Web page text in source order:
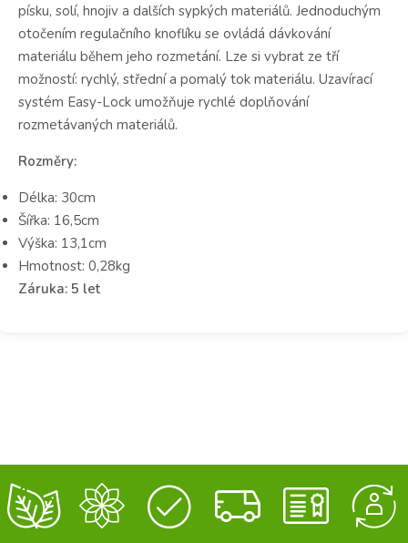
písku, solí, hnojiv a dalších sypkých materiálů. Jednoduchým
otočením regulačního knoflíku se ovládá dávkování
materiálu během jeho rozmetání. Lze si vybrat ze tří
možností: rychlý, střední a pomalý tok materiálu. Uzavírací
systém Easy-Lock umožňuje rychlé doplňování
rozmetávaných materiálů.
Rozměry:
Délka: 30cm
Šířka: 16,5cm
Výška: 13,1cm
Hmotnost: 0,28kg
Záruka: 5 let